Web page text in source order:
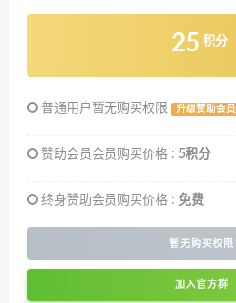
25 积分
普通用户暂无购买权限 升级赞助会员
赞助会员会员购买价格 : 5积分
终身赞助会员购买价格 : 免费
暂无购买权限
加入官方群